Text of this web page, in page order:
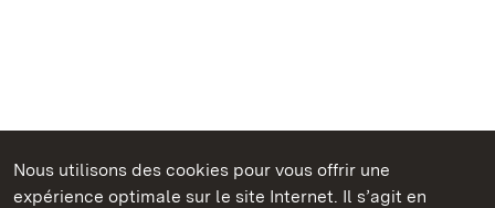
Nous utilisons des cookies pour vous offrir une
expérience optimale sur le site Internet. Il s’agit en
Châteaux et jardins publics du Bade-Wurtemberg